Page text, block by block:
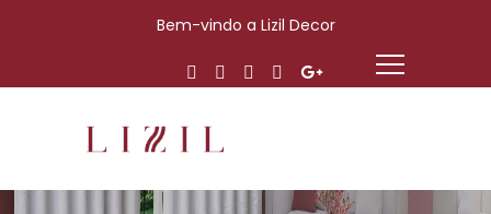
Bem-vindo a Lizil Decor